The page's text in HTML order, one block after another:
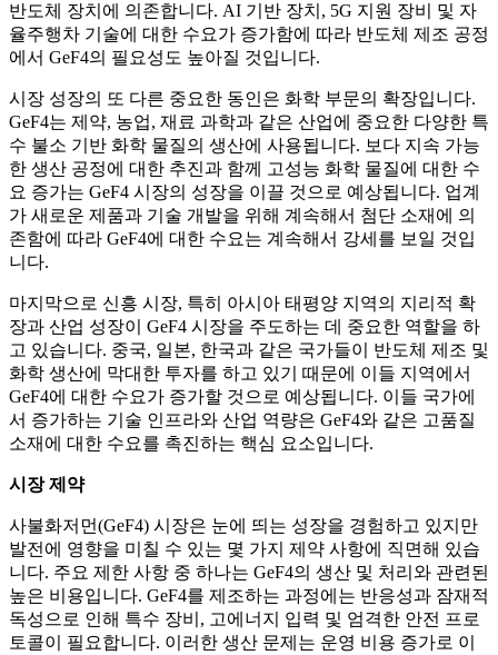
반도체 장치에 의존합니다. AI 기반 장치, 5G 지원 장비 및 자
율주행차 기술에 대한 수요가 증가함에 따라 반도체 제조 공정
에서 GeF4의 필요성도 높아질 것입니다.
시장 성장의 또 다른 중요한 동인은 화학 부문의 확장입니다.
GeF4는 제약, 농업, 재료 과학과 같은 산업에 중요한 다양한 특
수 불소 기반 화학 물질의 생산에 사용됩니다. 보다 지속 가능
한 생산 공정에 대한 추진과 함께 고성능 화학 물질에 대한 수
요 증가는 GeF4 시장의 성장을 이끌 것으로 예상됩니다. 업계
가 새로운 제품과 기술 개발을 위해 계속해서 첨단 소재에 의
존함에 따라 GeF4에 대한 수요는 계속해서 강세를 보일 것입
니다.
마지막으로 신흥 시장, 특히 아시아 태평양 지역의 지리적 확
장과 산업 성장이 GeF4 시장을 주도하는 데 중요한 역할을 하
고 있습니다. 중국, 일본, 한국과 같은 국가들이 반도체 제조 및
화학 생산에 막대한 투자를 하고 있기 때문에 이들 지역에서
GeF4에 대한 수요가 증가할 것으로 예상됩니다. 이들 국가에
서 증가하는 기술 인프라와 산업 역량은 GeF4와 같은 고품질
소재에 대한 수요를 촉진하는 핵심 요소입니다.
시장 제약
사불화저먼(GeF4) 시장은 눈에 띄는 성장을 경험하고 있지만
발전에 영향을 미칠 수 있는 몇 가지 제약 사항에 직면해 있습
니다. 주요 제한 사항 중 하나는 GeF4의 생산 및 처리와 관련된
높은 비용입니다. GeF4를 제조하는 과정에는 반응성과 잠재적
독성으로 인해 특수 장비, 고에너지 입력 및 엄격한 안전 프로
토콜이 필요합니다. 이러한 생산 문제는 운영 비용 증가로 이